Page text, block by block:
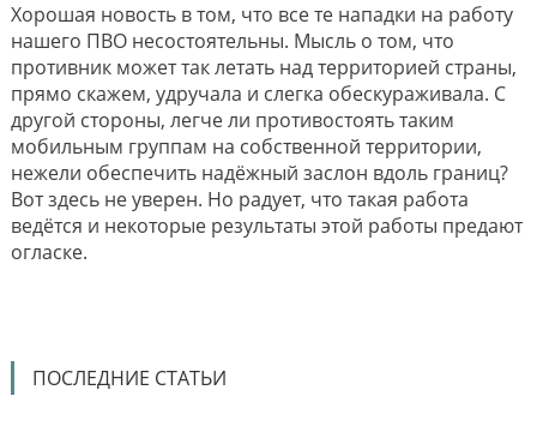
Хорошая новость в том, что все те нападки на работу
нашего ПВО несостоятельны. Мысль о том, что
противник может так летать над территорией страны,
прямо скажем, удручала и слегка обескураживала. С
другой стороны, легче ли противостоять таким
мобильным группам на собственной территории,
нежели обеспечить надëжный заслон вдоль границ?
Вот здесь не уверен. Но радует, что такая работа
ведëтся и некоторые результаты этой работы предают
огласке.
ПОСЛЕДНИЕ СТАТЬИ